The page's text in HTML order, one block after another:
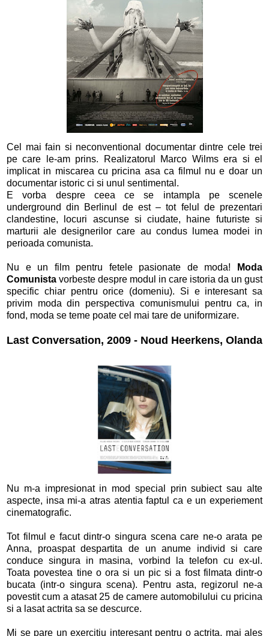
Cel mai fain si neconventional documentar dintre cele trei
pe care le-am prins. Realizatorul Marco Wilms era si el
implicat in miscarea cu pricina asa ca filmul nu e doar un
documentar istoric ci si unul sentimental.
E vorba despre ceea ce se intampla pe scenele
underground din Berlinul de est – tot felul de prezentari
clandestine, locuri ascunse si ciudate, haine futuriste si
marturii ale designerilor care au condus lumea modei in
perioada comunista.
Nu e un film pentru fetele pasionate de moda!
Moda
Comunista vorbeste despre modul in care istoria da un gust
specific chiar pentru orice (domeniu). Si e interesant sa
privim moda din perspectiva comunismului pentru ca, in
fond, moda se teme poate cel mai tare de uniformizare.
Last Conversation, 2009 - Noud Heerkens, Olanda
Nu m-a impresionat in mod special prin subiect sau alte
aspecte, insa mi-a atras atentia faptul ca e un experiement
cinematografic.
Tot filmul e facut dintr-o singura scena care ne-o arata pe
Anna, proaspat despartita de un anume individ si care
conduce singura in masina, vorbind la telefon cu ex-ul.
Toata povestea tine o ora si un pic si a fost filmata dintr-o
bucata (intr-o singura scena). Pentru asta, regizorul ne-a
povestit cum a atasat 25 de camere automobilului cu pricina
si a lasat actrita sa se descurce.
Mi se pare un exercitiu interesant pentru o actrita, mai ales